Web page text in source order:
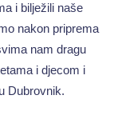
i bilježili naše
nakon priprema
nam dragu
i djecom i
Dubrovnik.